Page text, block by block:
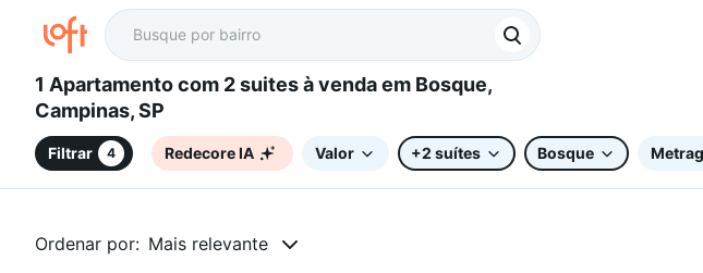
1 Apartamento com 2 suites à venda em Bosque,
Campinas, SP
Filtrar 4 Redecore IA Valor +2 suítes Bosque
Ordenar por: Mais relevante